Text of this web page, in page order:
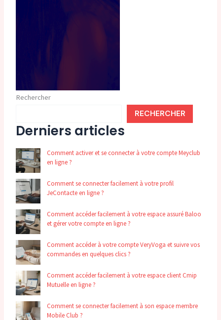
Rechercher
RECHERCHER
Derniers articles
Comment activer et se connecter à votre compte Meyclub
en ligne ?
Comment se connecter facilement à votre profil
JeContacte en ligne ?
Comment accéder facilement à votre espace assuré Baloo
et gérer votre compte en ligne ?
Comment accéder à votre compte VeryVoga et suivre vos
commandes en quelques clics ?
Comment accéder facilement à votre espace client Cmip
Mutuelle en ligne ?
Comment se connecter facilement à son espace membre
Mobile Club ?